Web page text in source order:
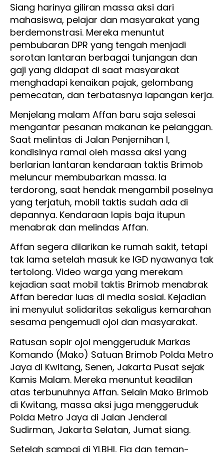
Siang harinya giliran massa aksi dari
mahasiswa, pelajar dan masyarakat yang
berdemonstrasi. Mereka menuntut
pembubaran DPR yang tengah menjadi
sorotan lantaran berbagai tunjangan dan
gaji yang didapat di saat masyarakat
menghadapi kenaikan pajak, gelombang
pemecatan, dan terbatasnya lapangan kerja.
Menjelang malam Affan baru saja selesai
mengantar pesanan makanan ke pelanggan.
Saat melintas di Jalan Penjernihan I,
kondisinya ramai oleh massa aksi yang
berlarian lantaran kendaraan taktis Brimob
meluncur membubarkan massa. Ia
terdorong, saat hendak mengambil poselnya
yang terjatuh, mobil taktis sudah ada di
depannya. Kendaraan lapis baja itupun
menabrak dan melindas Affan.
Affan segera dilarikan ke rumah sakit, tetapi
tak lama setelah masuk ke IGD nyawanya tak
tertolong. Video warga yang merekam
kejadian saat mobil taktis Brimob menabrak
Affan beredar luas di media sosial. Kejadian
ini menyulut solidaritas sekaligus kemarahan
sesama pengemudi ojol dan masyarakat.
Ratusan sopir ojol menggeruduk Markas
Komando (Mako) Satuan Brimob Polda Metro
Jaya di Kwitang, Senen, Jakarta Pusat sejak
Kamis Malam. Mereka menuntut keadilan
atas terbunuhnya Affan. Selain Mako Brimob
di Kwitang, massa aksi juga menggeruduk
Polda Metro Jaya di Jalan Jenderal
Sudirman, Jakarta Selatan, Jumat siang.
Setelah sampai di YLBHI, Fia dan teman-